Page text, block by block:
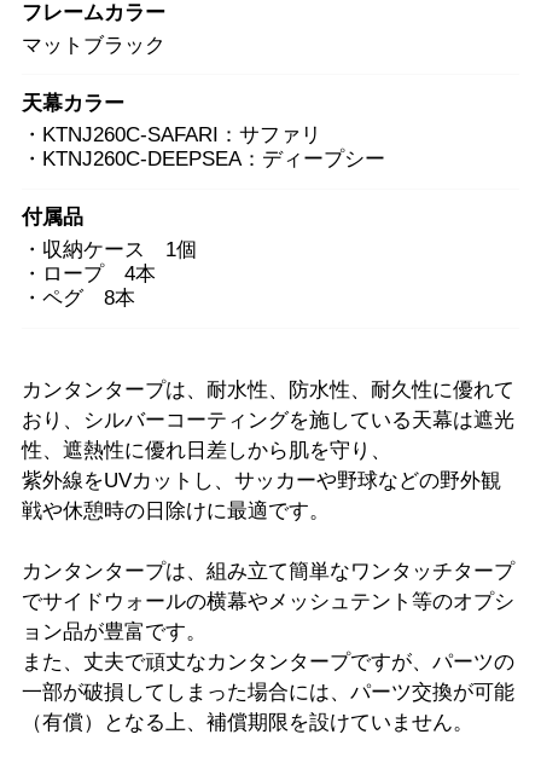
フレームカラー
マットブラック
天幕カラー
・KTNJ260C-SAFARI：サファリ
・KTNJ260C-DEEPSEA：ディープシー
付属品
・収納ケース 1個
・ロープ 4本
・ペグ 8本
カンタンタープは、耐水性、防水性、耐久性に優れて
おり、シルバーコーティングを施している天幕は遮光
性、遮熱性に優れ日差しから肌を守り、
紫外線をUVカットし、サッカーや野球などの野外観
戦や休憩時の日除けに最適です。
カンタンタープは、組み立て簡単なワンタッチタープ
でサイドウォールの横幕やメッシュテント等のオプシ
ョン品が豊富です。
また、丈夫で頑丈なカンタンタープですが、パーツの
一部が破損してしまった場合には、パーツ交換が可能
（有償）となる上、補償期限を設けていません。